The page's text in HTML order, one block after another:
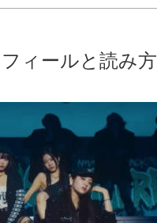
ィールと読み方